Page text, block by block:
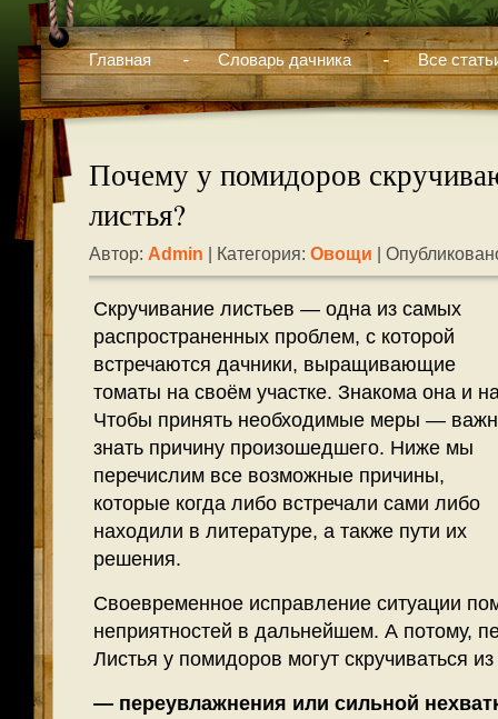
Главная Словарь дачника Все
Почему у помидоров
листья?
Автор: Admin | Категория: Овощи |
Скручивание листьев — одна из самых
распространенных проблем, с которой
встречаются дачники, выращивающие
томаты на своём участке. Знакома она и
Чтобы принять необходимые меры —
знать причину произошедшего. Ниже мы
перечислим все возможные причины,
которые когда либо встречали сами либо
находили в литературе, а также пути их
решения.
Своевременное исправление ситуации
неприятностей в дальнейшем. А потому,
Листья у помидоров могут скручиваться из
— переувлажнения или сильной